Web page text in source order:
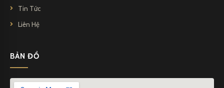
Tin Tức
Liên Hệ
BẢN ĐỒ